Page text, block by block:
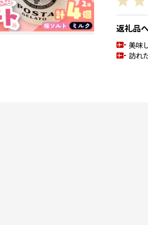
返礼品
美味
訪れ